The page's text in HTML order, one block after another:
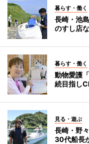
暮らす・働く
長崎・池
のすし店
暮らす・働く
動物愛護
続目指し
見る・遊ぶ
長崎・野
30代船長